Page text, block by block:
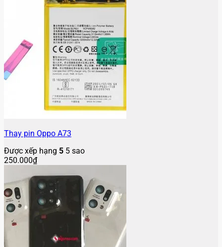
Thay pin Oppo A73
Được xếp hạng 5 5 sao
250.000₫